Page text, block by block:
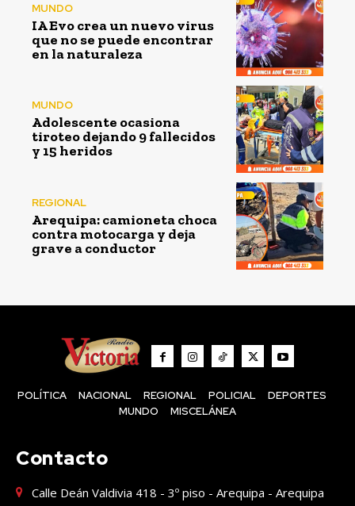
MUNDO
IA Evo crea un nuevo virus
que no se puede encontrar
en la naturaleza
MUNDO
Adolescente ocasiona
tiroteo dejando 9 fallecidos
y 15 heridos
REGIONAL
Arequipa: camioneta choca
contra motocarga y deja
grave a conductor
POLÍTICA NACIONAL REGIONAL POLICIAL
DEPORTES
MUNDO
MISCELÁNEA
Contacto
Calle Deán Valdivia 418 - 3º piso - Arequipa - Arequipa